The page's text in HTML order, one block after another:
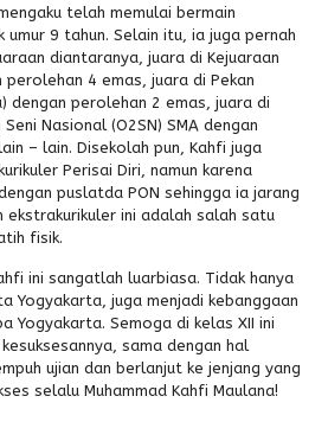
telah memulai bermain
9 tahun. Selain itu, ia juga pernah
diantaranya, juara di Kejuaraan
perolehan 4 emas, juara di Pekan
dengan perolehan 2 emas, juara di
Nasional (O2SN) SMA dengan
– lain. Disekolah pun, Kahfi juga
Perisai Diri, namun karena
puslatda PON sehingga ia jarang
ekstrakurikuler ini adalah salah satu
fisik.
ini sangatlah luarbiasa. Tidak hanya
Yogyakarta, juga menjadi kebanggaan
Yogyakarta. Semoga di kelas XII ini
sama dengan hal
ujian dan berlanjut ke jenjang yang
selalu Muhammad Kahfi Maulana!